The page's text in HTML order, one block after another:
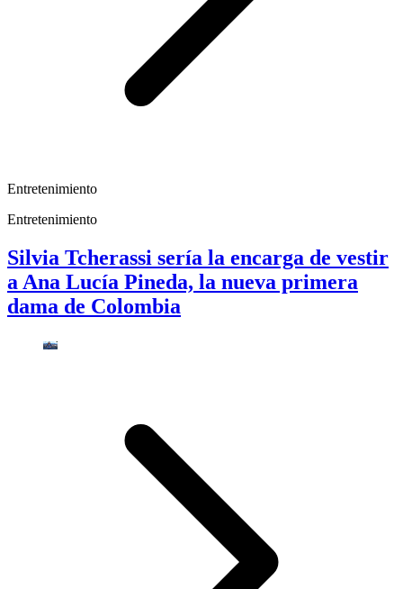
Entretenimiento
Entretenimiento
Silvia Tcherassi sería la encarga de vestir
a Ana Lucía Pineda, la nueva primera
dama de Colombia